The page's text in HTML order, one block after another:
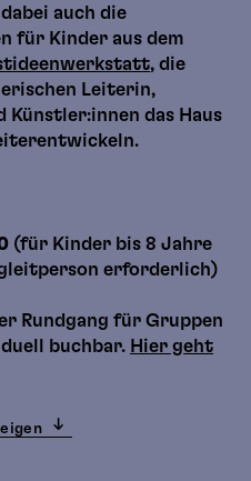
auch die
für Kinder aus dem
, die
Leiterin,
das Haus
(für Kinder bis 8 Jahre
erforderlich)
Rundgang für Gruppen
buchbar. Hier geht